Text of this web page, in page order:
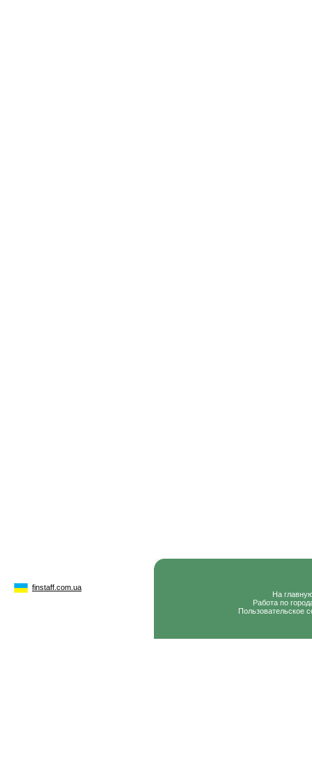
finstaff.com.ua
На
Работа по
Пользовательское